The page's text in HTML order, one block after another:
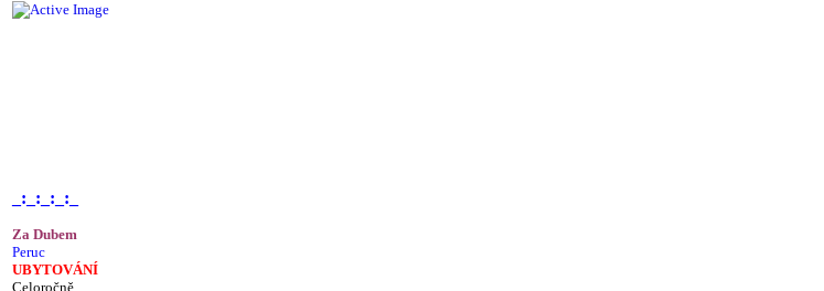
_:_:_:_:_
Za Dubem
Peruc
UBYTOVÁNÍ
Celoročně